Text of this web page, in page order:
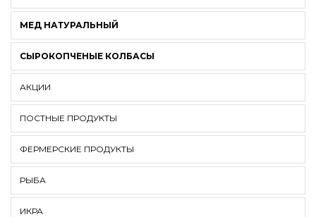
МЕД НАТУРАЛЬНЫЙ
СЫРОКОПЧЕНЫЕ КОЛБАСЫ
АКЦИИ
ПОСТНЫЕ ПРОДУКТЫ
ФЕРМЕРСКИЕ ПРОДУКТЫ
РЫБА
ИКРА